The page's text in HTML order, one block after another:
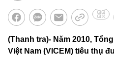
(Thanh tra)- Năm 2010,
Việt Nam (VICEM) tiêu thụ